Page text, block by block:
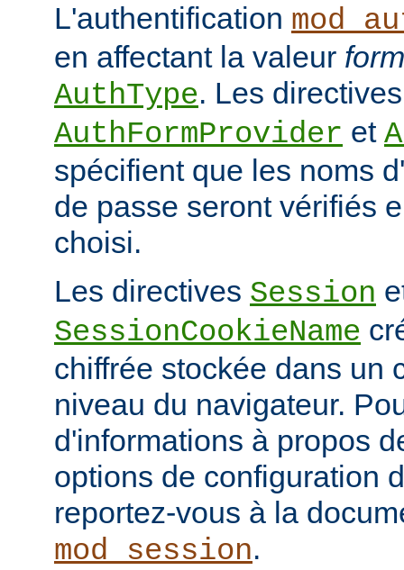
L'authentification
en affectant la valeur form
AuthType. Les directives
AuthFormProvider et
spécifient que les noms
de passe seront vérifiés
choisi.
Les directives Session
SessionCookieName
chiffrée stockée dans un
niveau du navigateur.
d'informations à propos
options de configuration
reportez-vous à la
mod_session.